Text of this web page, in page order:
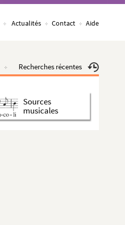
Actualités Contact Aide
Recherches récentes
Sources
musicales